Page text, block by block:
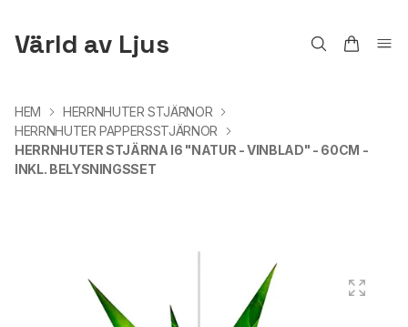
Värld av Ljus
HEM
HERRNHUTER STJÄRNOR
HERRNHUTER PAPPERSSTJÄRNOR
HERRNHUTER STJÄRNA I6 "NATUR - VINBLAD" - 60CM -
INKL. BELYSNINGSSET